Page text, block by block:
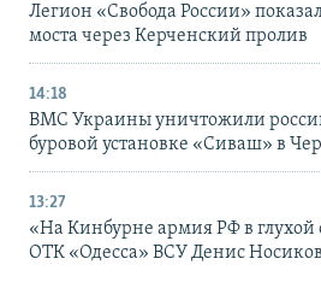
Легион «Свобода России»
моста через Керченский пролив
14:18
ВМС Украины уничтожили
буровой установке «Сиваш» в
13:27
«На Кинбурне армия РФ в
ОТК «Одесса» ВСУ Денис Носиков